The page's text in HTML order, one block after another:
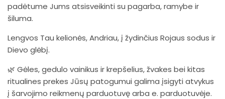
padėtume Jums atsisveikinti su pagarba, ramybe ir
šiluma.
Lengvos Tau kelionės, Andriau, į žydinčius Rojaus sodus ir
Dievo glėbį.
🌿 Gėles, gedulo vainikus ir krepšelius, žvakes bei kitas
ritualines prekes Jūsų patogumui galima įsigyti atvykus
į šarvojimo reikmenų parduotuvę arba e. parduotuvėje.